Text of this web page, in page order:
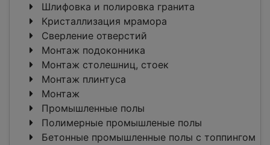
Шлифовка и полировка гранита
Кристаллизация мрамора
Сверление отверстий
Монтаж подоконника
Монтаж столешниц, стоек
Монтаж плинтуса
Монтаж
Промышленные полы
Полимерные промышленые полы
Бетонные промышленные полы с топпингом